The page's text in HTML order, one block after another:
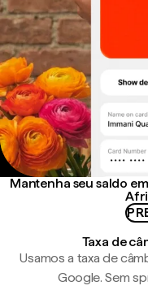
Mantenha seu saldo
Taxa de
Usamos a taxa de
Google. Sem